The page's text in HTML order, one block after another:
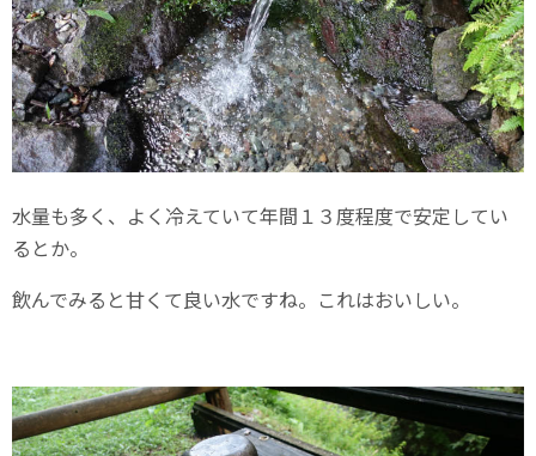
水量も多く、よく冷えていて年間１３度程度で安定してい
るとか。
飲んでみると甘くて良い水ですね。これはおいしい。